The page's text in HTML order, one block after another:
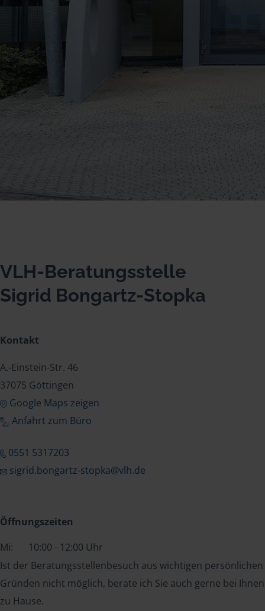
VLH-Beratungsstelle
Sigrid Bongartz-Stopka
Kontakt
A.-Einstein-Str. 46
37075 Göttingen
Google Maps zeigen
Anfahrt zum Büro
0551 5317203
sigrid.bongartz-stopka@vlh.de
Öffnungszeiten
Mi:
10:00 - 12:00 Uhr
Ist der Beratungsstellenbesuch aus wichtigen persönlichen
Gründen nicht möglich, berate ich Sie auch gerne bei Ihnen
zu Hause.